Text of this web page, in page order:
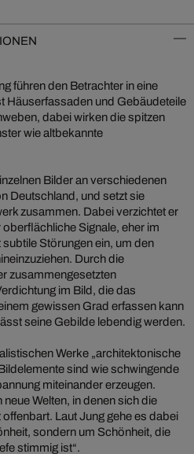
führen den Betrachter in eine
Häuserfassaden und Gebäudeteile
dabei wirken die spitzen
wie altbekannte
Bilder an verschiedenen
Deutschland, und setzt sie
zusammen. Dabei verzichtet er
Signale, eher im
Störungen ein, um den
Durch die
zusammengesetzten
im Bild, die das
gewissen Grad erfassen kann
seine Gebilde lebendig werden.
Werke „architektonische
sind wie schwingende
miteinander erzeugen.
Welten, in denen sich die
Laut Jung gehe es dabei
sondern um Schönheit, die
stimmig ist“.